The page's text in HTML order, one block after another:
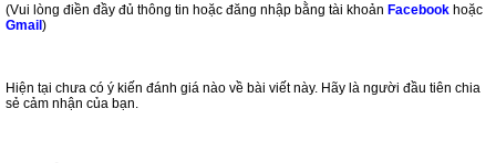
(Vui lòng điền đầy đủ thông tin hoặc đăng nhập bằng tài khoản Facebook hoặc
Gmail)
Hiện tại chưa có ý kiến đánh giá nào về bài viết này. Hãy là người đầu tiên chia
sẻ cảm nhận của bạn.